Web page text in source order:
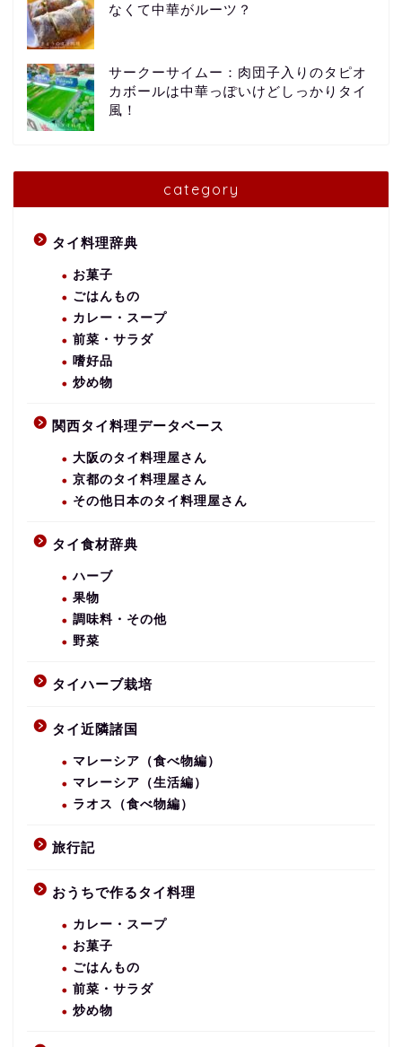
なくて中華がルーツ？
サークーサイムー：肉団子入りのタピオ
カボールは中華っぽいけどしっかりタイ
風！
category
タイ料理辞典
お菓子
ごはんもの
カレー・スープ
前菜・サラダ
嗜好品
炒め物
関西タイ料理データベース
大阪のタイ料理屋さん
京都のタイ料理屋さん
その他日本のタイ料理屋さん
タイ食材辞典
ハーブ
果物
調味料・その他
野菜
タイハーブ栽培
タイ近隣諸国
マレーシア（食べ物編）
マレーシア（生活編）
ラオス（食べ物編）
旅行記
おうちで作るタイ料理
カレー・スープ
お菓子
ごはんもの
前菜・サラダ
炒め物